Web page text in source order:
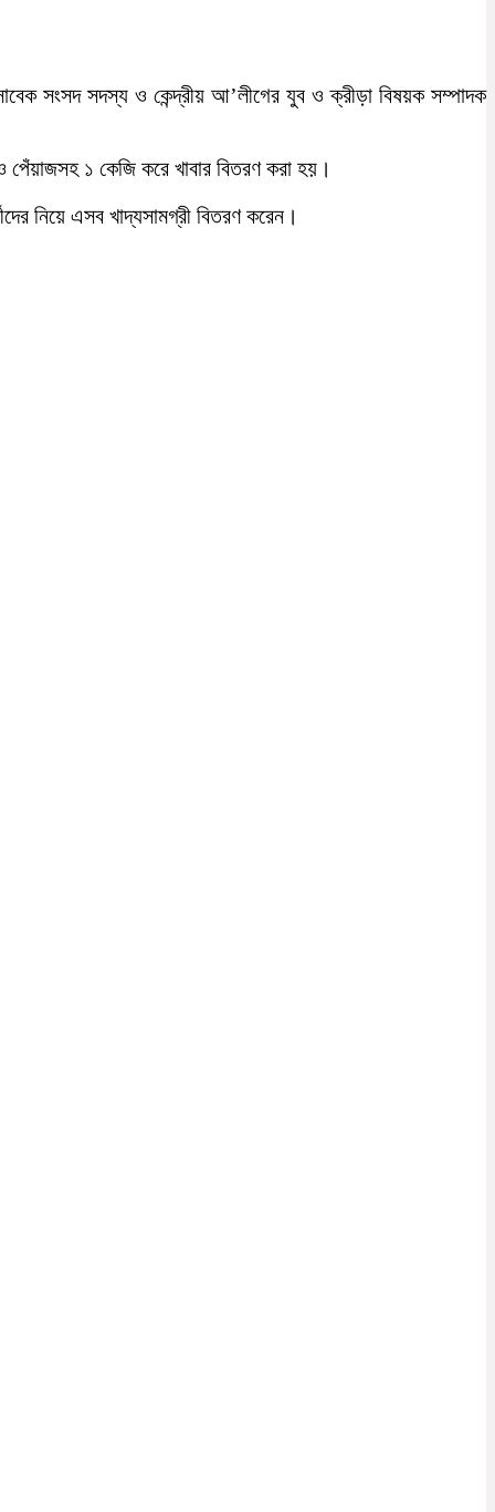
সংসদ সদস্য ও কেন্দ্রীয় আ’লীগের যুব ও ক্রীড়া বিষয়ক সম্পাদক
১ কেজি করে খাবার বিতরণ করা হয়।
নিয়ে এসব খাদ্যসামগ্রী বিতরণ করেন।